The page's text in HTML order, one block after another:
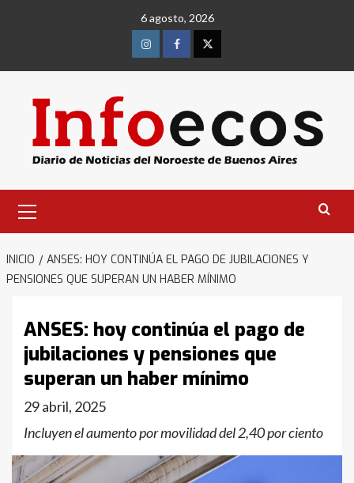
6 agosto, 2026
InstagramFacebookTwitter
primario
INICIO
ANSES: HOY CONTINÚA EL PAGO DE JUBILACIONES Y
PENSIONES QUE SUPERAN UN HABER MÍNIMO
ANSES: hoy continúa el pago de
jubilaciones y pensiones que
superan un haber mínimo
29 abril, 2025
Incluyen el aumento por movilidad del 2,40 por ciento